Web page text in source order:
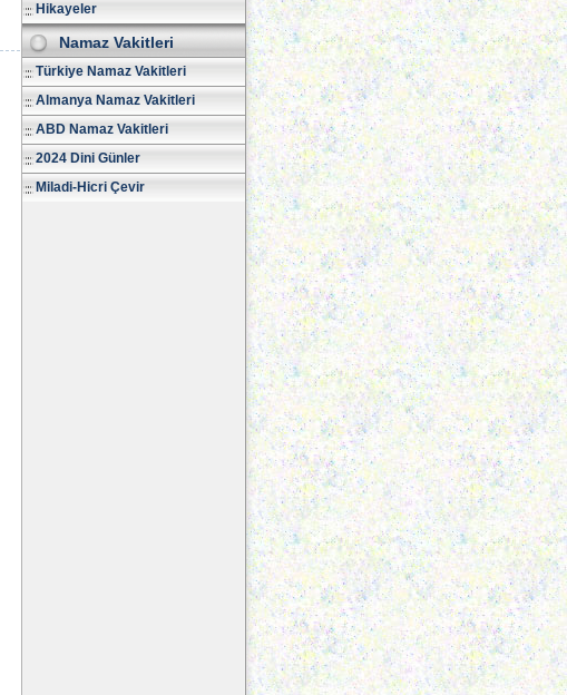
Hikayeler
Namaz Vakitleri
Türkiye Namaz Vakitleri
Almanya Namaz Vakitleri
ABD Namaz Vakitleri
2024 Dini Günler
Miladi-Hicri Çevir